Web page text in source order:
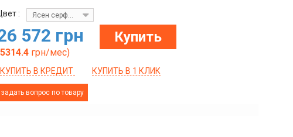
: Ясен серфсайд чистий
572 грн Купить
5314.4 грн/мес)
КУПИТЬ В КРЕДИТ КУПИТЬ В 1 КЛИК
задать вопрос по товару